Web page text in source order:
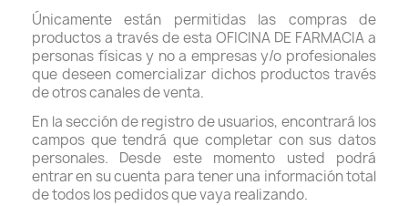
Únicamente están permitidas las compras de
productos a través de esta OFICINA DE FARMACIA a
personas físicas y no a empresas y/o profesionales
que deseen comercializar dichos productos través
de otros canales de venta.
En la sección de registro de usuarios, encontrará los
campos que tendrá que completar con sus datos
personales. Desde este momento usted podrá
entrar en su cuenta para tener una información total
de todos los pedidos que vaya realizando.